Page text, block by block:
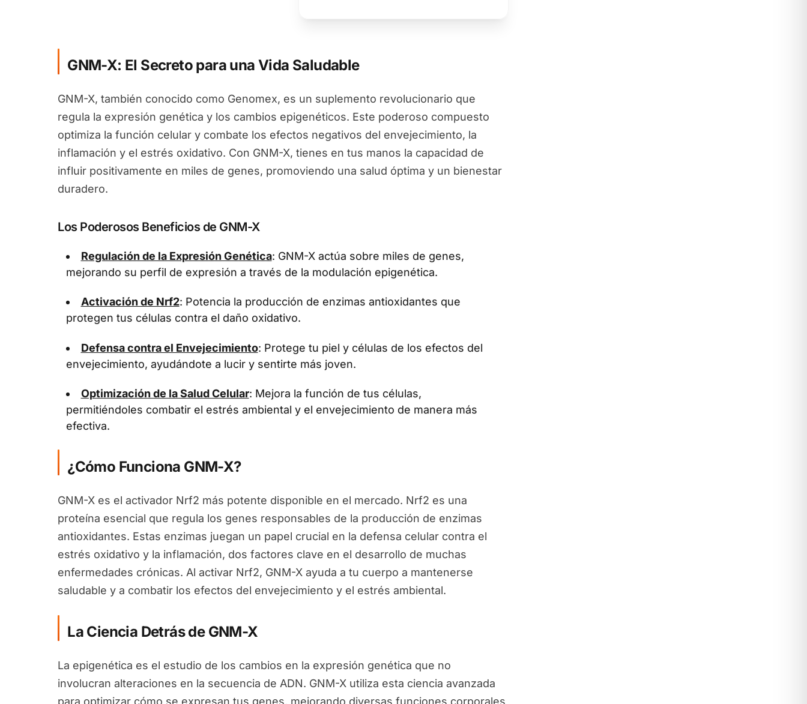
GNM-X: El Secreto para una Vida Saludable
GNM-X, también conocido como Genomex, es un suplemento revolucionario que
regula la expresión genética y los cambios epigenéticos. Este poderoso compuesto
optimiza la función celular y combate los efectos negativos del envejecimiento, la
inflamación y el estrés oxidativo. Con GNM-X, tienes en tus manos la capacidad de
influir positivamente en miles de genes, promoviendo una salud óptima y un bienestar
duradero.
Los Poderosos Beneficios de GNM-X
Regulación de la Expresión Genética: GNM-X actúa sobre miles de genes,
mejorando su perfil de expresión a través de la modulación epigenética.
Activación de Nrf2: Potencia la producción de enzimas antioxidantes que
protegen tus células contra el daño oxidativo.
Defensa contra el Envejecimiento: Protege tu piel y células de los efectos del
envejecimiento, ayudándote a lucir y sentirte más joven.
Optimización de la Salud Celular: Mejora la función de tus células,
permitiéndoles combatir el estrés ambiental y el envejecimiento de manera más
efectiva.
¿Cómo Funciona GNM-X?
GNM-X es el activador Nrf2 más potente disponible en el mercado. Nrf2 es una
proteína esencial que regula los genes responsables de la producción de enzimas
antioxidantes. Estas enzimas juegan un papel crucial en la defensa celular contra el
estrés oxidativo y la inflamación, dos factores clave en el desarrollo de muchas
enfermedades crónicas. Al activar Nrf2, GNM-X ayuda a tu cuerpo a mantenerse
saludable y a combatir los efectos del envejecimiento y el estrés ambiental.
La Ciencia Detrás de GNM-X
La epigenética es el estudio de los cambios en la expresión genética que no
involucran alteraciones en la secuencia de ADN. GNM-X utiliza esta ciencia avanzada
para optimizar cómo se expresan tus genes, mejorando diversas funciones corporales